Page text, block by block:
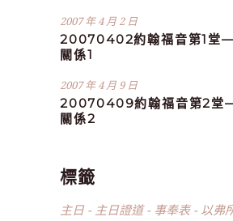
2007 年 4 月 2 日
20070402約翰福音第1堂
關係1
2007 年 4 月 9 日
20070409約翰福音第2堂
關係2
標籤
主日 主日證道 事奉表
以弗